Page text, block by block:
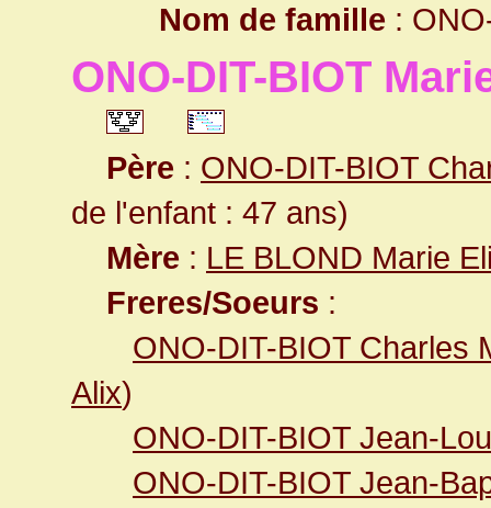
Nom de famille :
ONO-DIT-BIOT
Père : ONO-DIT-BIOT
de l'enfant : 47 ans)
Mère : LE BLOND Marie
Freres/Soeurs :
ONO-DIT-BIOT Charles
Alix)
ONO-DIT-BIOT Jean-
ONO-DIT-BIOT Jean-